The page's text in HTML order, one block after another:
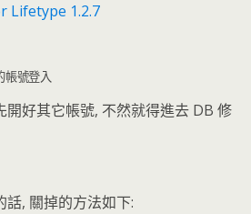
Lifetype 1.2.7
帳號登入
開好其它帳號, 不然就得進去 DB 修
話, 關掉的方法如下: